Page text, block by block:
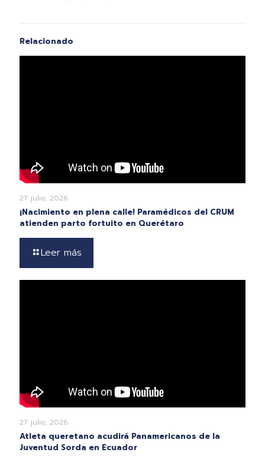
Relacionado
27 julio, 2026
¡Nacimiento en plena calle! Paramédicos del CRUM
atienden parto fortuito en Querétaro
Leer más
27 julio, 2026
Atleta queretano acudirá Panamericanos de la
Juventud Sorda en Ecuador